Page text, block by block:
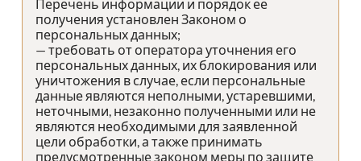
Перечень информации и порядок ее
получения установлен Законом о
персональных данных;
— требовать от оператора уточнения его
персональных данных, их блокирования или
уничтожения в случае, если персональные
данные являются неполными, устаревшими,
неточными, незаконно полученными или не
являются необходимыми для заявленной
цели обработки, а также принимать
предусмотренные законом меры по защите